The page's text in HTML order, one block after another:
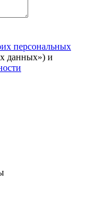
персональных
данных») и